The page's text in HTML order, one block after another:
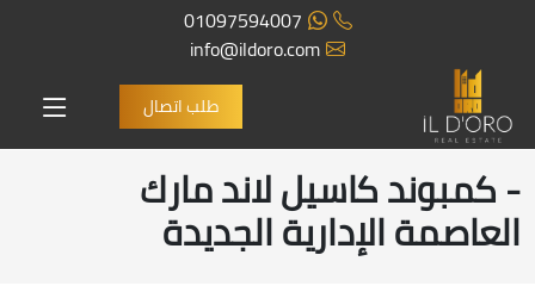
01097594007
info@ildoro.com
طلب اتصال
- كمبوند كاسيل لاند مارك
العاصمة الإدارية الجديدة